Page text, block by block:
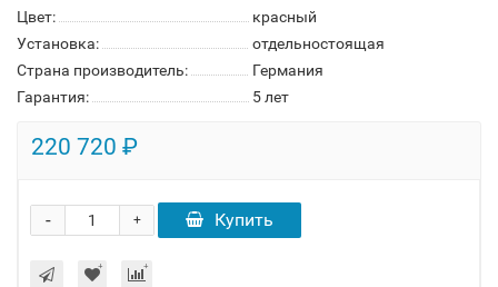
Цвет:
красный
Установка:
отдельностоящая
Страна производитель:
Германия
Гарантия:
5 лет
220 720 ₽
+
- Купить